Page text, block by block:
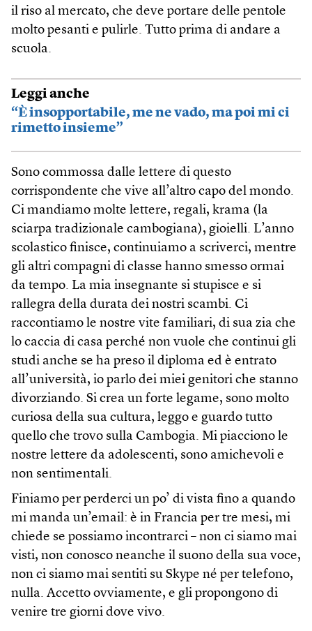
il riso al mercato, che deve portare delle pentole
molto pesanti e pulirle. Tutto prima di andare a
scuola.
Leggi anche
“È insopportabile, me ne vado, ma poi mi ci
rimetto insieme”
Sono commossa dalle lettere di questo
corrispondente che vive all’altro capo del mondo.
Ci mandiamo molte lettere, regali, krama (la
sciarpa tradizionale cambogiana), gioielli. L’anno
scolastico finisce, continuiamo a scriverci, mentre
gli altri compagni di classe hanno smesso ormai
da tempo. La mia insegnante si stupisce e si
rallegra della durata dei nostri scambi. Ci
raccontiamo le nostre vite familiari, di sua zia che
lo caccia di casa perché non vuole che continui gli
studi anche se ha preso il diploma ed è entrato
all’università, io parlo dei miei genitori che stanno
divorziando. Si crea un forte legame, sono molto
curiosa della sua cultura, leggo e guardo tutto
quello che trovo sulla Cambogia. Mi piacciono le
nostre lettere da adolescenti, sono amichevoli e
non sentimentali.
Finiamo per perderci un po’ di vista fino a quando
mi manda un’email: è in Francia per tre mesi, mi
chiede se possiamo incontrarci – non ci siamo mai
visti, non conosco neanche il suono della sua voce,
non ci siamo mai sentiti su Skype né per telefono,
nulla. Accetto ovviamente, e gli propongono di
venire tre giorni dove vivo.